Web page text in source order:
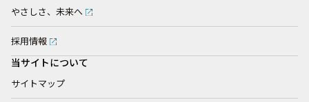
やさしさ、未来へ
採用情報
当サイトについて
サイトマップ